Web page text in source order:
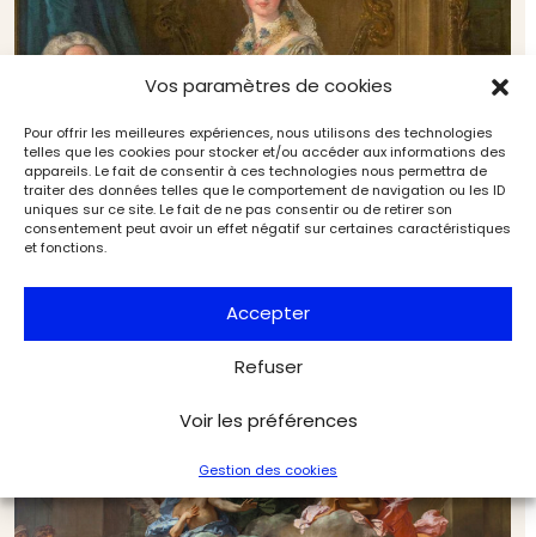
Vos paramètres de cookies
Pour offrir les meilleures expériences, nous utilisons des technologies
telles que les cookies pour stocker et/ou accéder aux informations des
appareils. Le fait de consentir à ces technologies nous permettra de
traiter des données telles que le comportement de navigation ou les ID
uniques sur ce site. Le fait de ne pas consentir ou de retirer son
consentement peut avoir un effet négatif sur certaines caractéristiques
et fonctions.
Accepter
Refuser
Voir les préférences
Gestion des cookies
Bientôt sous le marteau : La Hyre, Klimt, Sargent,
Fontaine et Rubens en vedette cet automne